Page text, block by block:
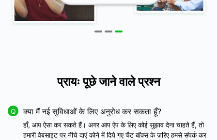
प्रायः पूछे जाने वाले प्रश्न
Q क्या मैं नई सुविधाओं के लिए अनुरोध कर सकता हूँ?
हाँ, आप ऐसा कर सकते हैं। अगर आप ऐप के लिए कोई सुझाव देना चाहते हैं, तो
हमारी वेबसाइट पर नीचे दाएं कोने में दिये गए चैट बॉक्स के ज़रिए हमसे संपर्क कर